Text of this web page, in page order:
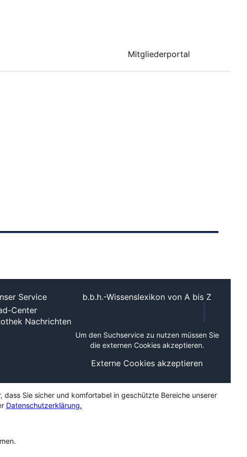
Mitgliederportal
Service
Center
Nachrichten
b.b.h.-Wissenslexikon von A bis Z
Um den Suchservice zu nutzen müssen Sie
die externen Cookies akzeptieren.
Externe Cookies akzeptieren
Sie sicher und komfortabel in geschützte Bereiche unserer
Datenschutzerklärung.